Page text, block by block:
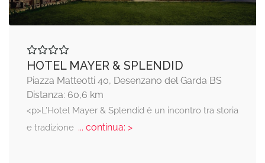
HOTEL MAYER & SPLENDID
Piazza Matteotti 40, Desenzano del Garda BS
Distanza: 60,6 km
<p>L’Hotel Mayer & Splendid è un incontro tra storia
e tradizione... continua: >